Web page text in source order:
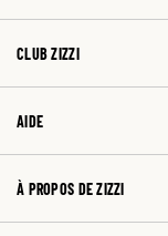
CLUB ZIZZI
AIDE
À PROPOS DE ZIZZI